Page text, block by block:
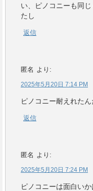
い、ピノコニーも同
たし
返信
匿名 より:
2025年5月20日 7:14 PM
ピノコニー耐えれた
返信
匿名 より:
2025年5月20日 7:24 PM
ピノコニーは面白い